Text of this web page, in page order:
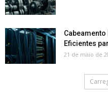
Eficientes
21 de maio de